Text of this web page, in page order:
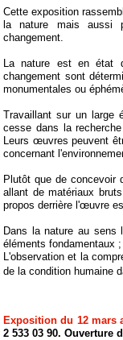
Cette exposition
la nature mais aussi
changement.
La nature est en état
changement sont
monumentales ou
Travaillant sur un large
cesse dans la
Leurs œuvres peuvent
concernant
Plutôt que de
allant de matériaux
propos derrière l'œuvre
Dans la nature au sens
éléments fondamentaux
L'observation et la
de la condition humaine
Exposition du 12 mars
2 533 03 90. Ouverture